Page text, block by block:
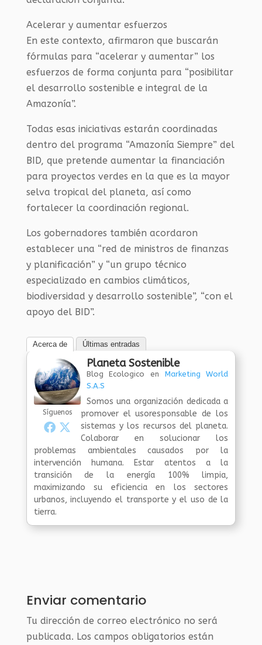
Acelerar y aumentar esfuerzos
En este contexto, afirmaron que buscarán
fórmulas para “acelerar y aumentar” los
esfuerzos de forma conjunta para “posibilitar
el desarrollo sostenible e integral de la
Amazonía”.
Todas esas iniciativas estarán coordinadas
dentro del programa “Amazonía Siempre” del
BID, que pretende aumentar la financiación
para proyectos verdes en la que es la mayor
selva tropical del planeta, así como
fortalecer la coordinación regional.
Los gobernadores también acordaron
establecer una “red de ministros de finanzas
y planificación” y “un grupo técnico
especializado en cambios climáticos,
biodiversidad y desarrollo sostenible”, “con el
apoyo del BID”.
Acerca de Últimas entradas
Síguenos
Planeta Sostenible
Blog Ecologico en Marketing World
S.A.S
Somos una organización dedicada a
promover el usoresponsable de los
sistemas y los recursos del planeta.
Colaborar en solucionar los
problemas ambientales causados por la
intervención humana. Estar atentos a la
transición de la energía 100% limpia,
maximizando su eficiencia en los sectores
urbanos, incluyendo el transporte y el uso de la
tierra.
Enviar comentario
Tu dirección de correo electrónico no será
publicada. Los campos obligatorios están